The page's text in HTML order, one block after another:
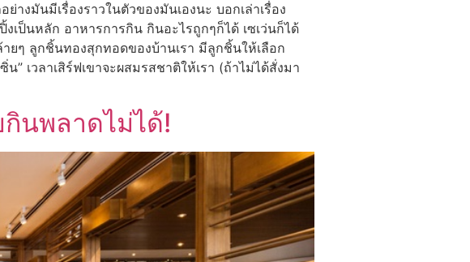
งมันมีเรื่องราวในตัวของมันเองนะ บอกเล่าเรื่อง
งเป็นหลัก อาหารการกิน กินอะไรถูกๆก็ได้ เซเว่นก็ได้
ๆ ลูกชิ้นทองสุกทอดของบ้านเรา มีลูกชิ้นให้เลือก
เวลาเสิร์ฟเขาจะผสมรสชาติให้เรา (ถ้าไม่ได้สั่งมา
นพลาดไม่ได้!